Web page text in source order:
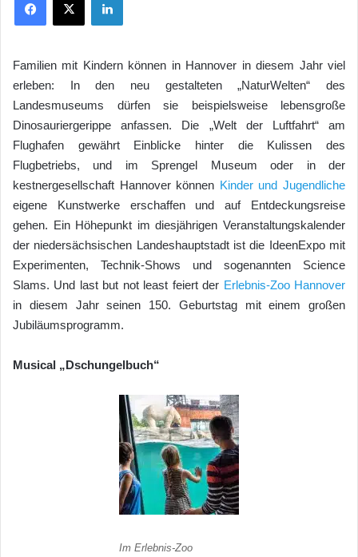
Familien mit Kindern können in Hannover in diesem Jahr viel
erleben: In den neu gestalteten „NaturWelten“ des
Landesmuseums dürfen sie beispielsweise lebensgroße
Dinosauriergerippe anfassen. Die „Welt der Luftfahrt“ am
Flughafen gewährt Einblicke hinter die Kulissen des
Flugbetriebs, und im Sprengel Museum oder in der
kestnergesellschaft Hannover können Kinder und Jugendliche
eigene Kunstwerke erschaffen und auf Entdeckungsreise
gehen. Ein Höhepunkt im diesjährigen Veranstaltungskalender
der niedersächsischen Landeshauptstadt ist die IdeenExpo mit
Experimenten, Technik-Shows und sogenannten Science
Slams. Und last but not least feiert der Erlebnis-Zoo Hannover
in diesem Jahr seinen 150. Geburtstag mit einem großen
Jubiläumsprogramm.
Musical „Dschungelbuch“
Im Erlebnis-Zoo